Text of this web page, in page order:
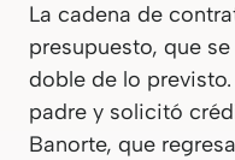
La cadena de
presupuesto, que
doble de lo
padre y solicitó
Banorte, que